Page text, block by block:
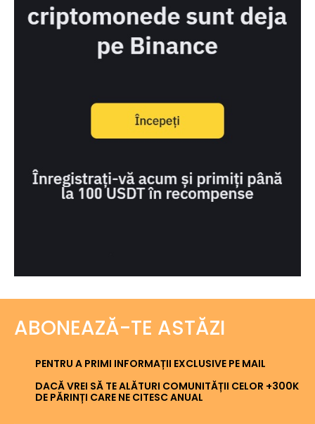
ABONEAZĂ-TE ASTĂZI
PENTRU A PRIMI INFORMAȚII EXCLUSIVE PE MAIL
DACĂ VREI SĂ TE ALĂTURI COMUNITĂȚII CELOR +300K
DE PĂRINȚI CARE NE CITESC ANUAL